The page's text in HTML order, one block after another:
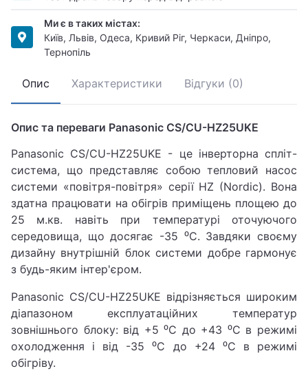
Ми є в таких містах:
Київ, Львів, Одеса, Кривий Ріг, Черкаси, Дніпро,
Тернопіль
Опис Характеристики Відгуки (0)
Опис та переваги Panasonic CS/CU-HZ25UKE
Panasonic CS/CU-HZ25UKE - це інверторна спліт-
система, що представляє собою тепловий насос
системи «повітря-повітря» серії HZ (Nordic). Вона
здатна працювати на обігрів приміщень площею до
25 м.кв. навіть при температурі оточуючого
середовища, що досягає -35 ⁰C. Завдяки своєму
дизайну внутрішній блок системи добре гармонує
з будь-яким інтер'єром.
Panasonic CS/CU-HZ25UKE відрізняється широким
діапазоном експлуатаційних температур
зовнішнього блоку: від +5 ⁰C до +43 ⁰C в режимі
охолодження і від -35 ⁰C до +24 ⁰C в режимі
обігріву.